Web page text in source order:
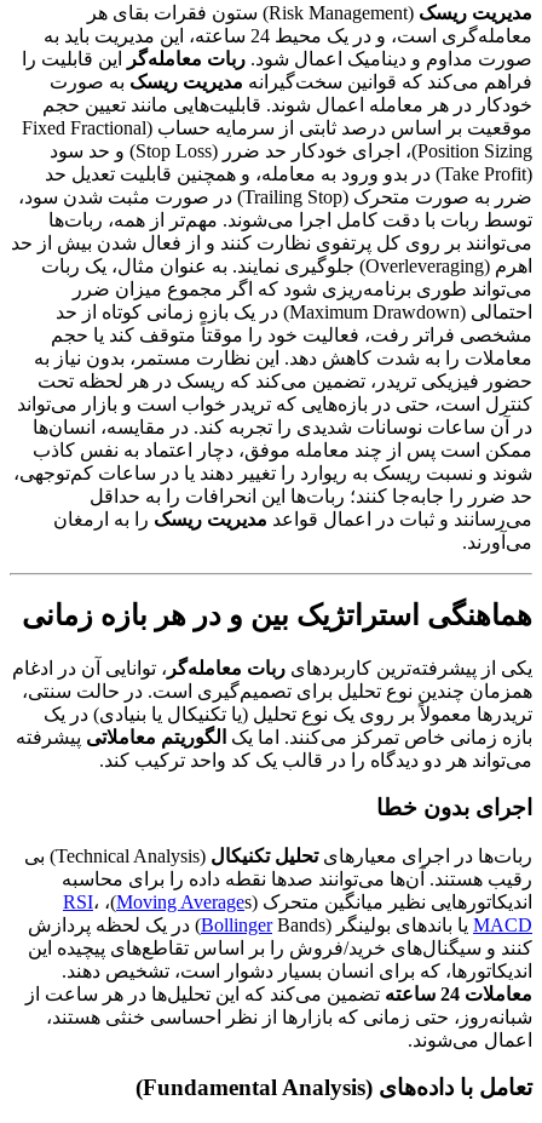
مدیریت ریسک
(Risk Management) ستون فقرات بقای هر
معامله‌گری است، و در یک محیط 24 ساعته، این مدیریت باید به
صورت مداوم و دینامیک اعمال شود. ربات معامله‌گر
این قابلیت را
فراهم می‌کند که قوانین سخت‌گیرانه مدیریت ریسک به صورت
خودکار در هر معامله اعمال شوند. قابلیت‌هایی مانند تعیین حجم
موقعیت بر اساس درصد ثابتی از سرمایه حساب (Fixed Fractional
Position Sizing)، اجرای خودکار حد ضرر (Stop Loss) و حد سود
(Take Profit) در بدو ورود به معامله، و همچنین قابلیت تعدیل حد
ضرر به صورت متحرک (Trailing Stop) در صورت مثبت شدن سود،
توسط ربات با دقت کامل اجرا می‌شوند. مهم‌تر از همه، ربات‌ها
می‌توانند بر روی کل پرتفوی نظارت کنند و از فعال شدن بیش از حد
اهرم (Overleveraging) جلوگیری نمایند. به عنوان مثال، یک ربات
می‌تواند طوری برنامه‌ریزی شود که اگر مجموع میزان ضرر
احتمالی (Maximum Drawdown) در یک بازه زمانی کوتاه از حد
مشخصی فراتر رفت، فعالیت خود را موقتاً متوقف کند یا حجم
معاملات را به شدت کاهش دهد. این نظارت مستمر، بدون نیاز به
حضور فیزیکی تریدر، تضمین می‌کند که ریسک در هر لحظه تحت
کنترل است، حتی در بازه‌هایی که تریدر خواب است و بازار می‌تواند
در آن ساعات نوسانات شدیدی را تجربه کند. در مقایسه، انسان‌ها
ممکن است پس از چند معامله موفق، دچار اعتماد به نفس کاذب
شوند و نسبت ریسک به ریوارد را تغییر دهند یا در ساعات کم‌توجهی،
حد ضرر را جابه‌جا کنند؛ ربات‌ها این انحرافات را به حداقل
می‌رسانند و ثبات در اعمال قواعد مدیریت ریسک را به ارمغان
می‌آورند.
هماهنگی استراتژیک بین و در هر بازه زمانی
یکی از پیشرفته‌ترین کاربردهای ربات معامله‌گر ، توانایی آن در ادغام
همزمان چندین نوع تحلیل برای تصمیم‌گیری است. در حالت سنتی،
تریدرها معمولاً بر روی یک نوع تحلیل (یا تکنیکال یا بنیادی) در یک
بازه زمانی خاص تمرکز می‌کنند. اما یک الگوریتم معاملاتی پیشرفته
می‌تواند هر دو دیدگاه را در قالب یک کد واحد ترکیب کند.
اجرای بدون خطا
ربات‌ها در اجرای معیارهایتحلیل تکنیکال
(Technical Analysis) بی
رقیب هستند. آن‌ها می‌توانند صدها نقطه داده را برای محاسبه
اندیکاتورهایی نظیر میانگین متحرک ( Moving Averages)، RSI،
MACD یا باندهای بولینگر ( BollingerBands) در یک لحظه پردازش
کنند و سیگنال‌های خرید/فروش را بر اساس تقاطع‌های پیچیده این
اندیکاتورها، که برای انسان بسیار دشوار است، تشخیص دهند.
معاملات 24 ساعته
تضمین می‌کند که این تحلیل‌ها در هر ساعت از
شبانه‌روز، حتی زمانی که بازارها از نظر احساسی خنثی هستند،
اعمال می‌شوند.
تعامل با داده‌های (Fundamental Analysis)